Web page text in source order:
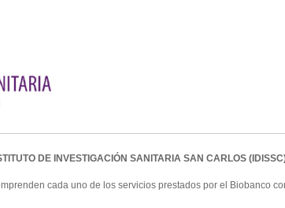
DE INVESTIGACIÓN SANITARIA SAN CARLOS
cada uno de los servicios prestados por el Biobanco